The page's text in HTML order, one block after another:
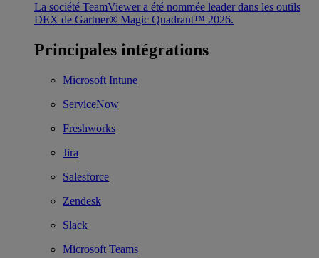
La société TeamViewer a été nommée leader dans les outils
DEX de Gartner® Magic Quadrant™ 2026.
Principales intégrations
Microsoft Intune
ServiceNow
Freshworks
Jira
Salesforce
Zendesk
Slack
Microsoft Teams